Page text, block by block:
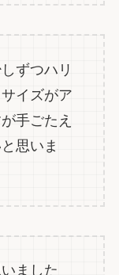
ずつハリ
イズがア
手ごたえ
思いま
ました